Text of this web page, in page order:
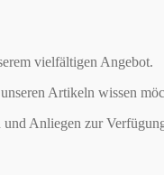
vielfältigen Angebot.
Artikeln wissen
Anliegen zur